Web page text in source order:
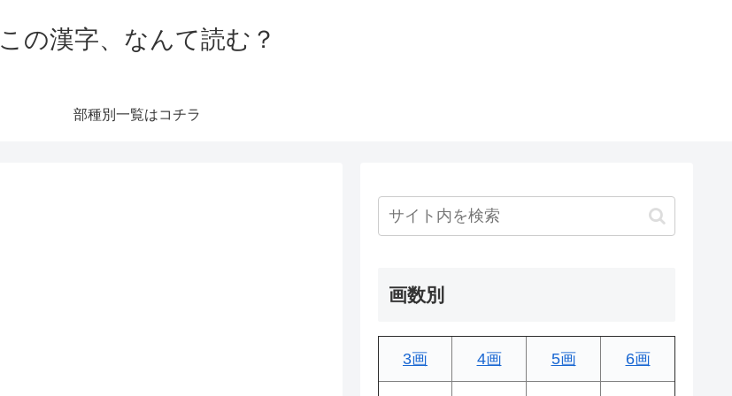
この漢字、なんて読む？
部種別一覧はコチラ
画数別
3画 4画 5画 6画